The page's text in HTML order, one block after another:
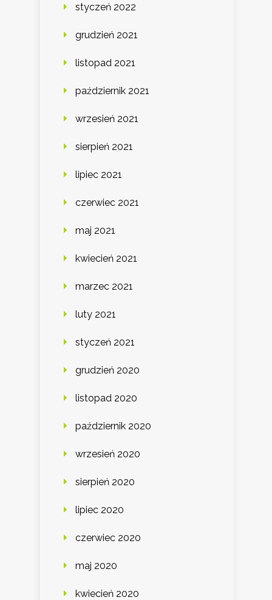
styczeń 2022
grudzień 2021
listopad 2021
październik 2021
wrzesień 2021
sierpień 2021
lipiec 2021
czerwiec 2021
maj 2021
kwiecień 2021
marzec 2021
luty 2021
styczeń 2021
grudzień 2020
listopad 2020
październik 2020
wrzesień 2020
sierpień 2020
lipiec 2020
czerwiec 2020
maj 2020
kwiecień 2020